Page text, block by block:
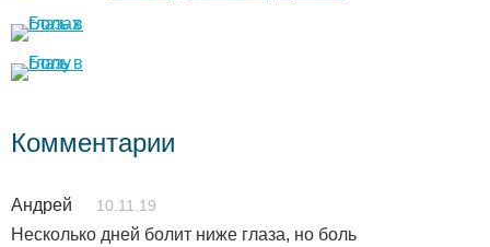
Комментарии
Андрей 10.11.19
Несколько дней болит ниже глаза, но боль